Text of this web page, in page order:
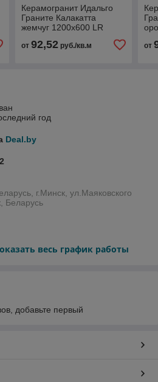
Керамогранит Идальго
Граните Калакатта
жемчуг 1200х600 LR
от 92,52руб./кв.м от
год
Deal.by
г.Минск, ул.Маяковского
Беларусь
весь график работы
добавьте первый